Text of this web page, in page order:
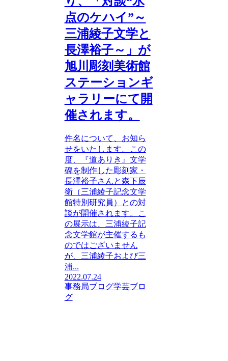
点のケハイ”～
三浦綾子文学と
長澤裕子～」が
旭川彫刻美術館
ステーションギ
ャラリーにて開
催されます。
件名について、お知ら
せをいたします。この
度、『道ありき』文学
碑を制作した彫刻家・
長澤裕子さんと森下辰
衛（三浦綾子記念文学
館特別研究員）との対
談が開催されます。こ
の展示は、三浦綾子記
念文学館が主催するも
のではございません
が、三浦綾子および三
浦...
2022.07.24
事務局ブログ学芸ブロ
グ